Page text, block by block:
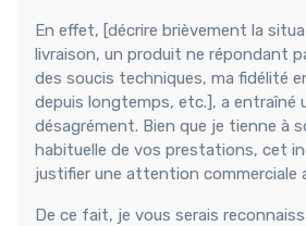
En effet, [décrire brièvement la
livraison, un produit ne répondant
des soucis techniques, ma fidélité
depuis longtemps, etc.], a entraîné
désagrément. Bien que je tienne à
habituelle de vos prestations, cet
justifier une attention commerciale
De ce fait, je vous serais